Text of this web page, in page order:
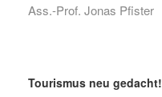
Ass.-Prof. Jonas Pfister
Tourismus neu gedacht!